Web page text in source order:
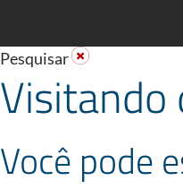
Pesquisar
Visitando
Você pode